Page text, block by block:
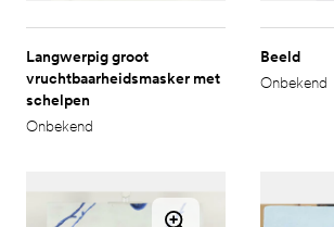
Langwerpig groot
vruchtbaarheidsmasker met
schelpen
Onbekend
Beeld
Onbekend